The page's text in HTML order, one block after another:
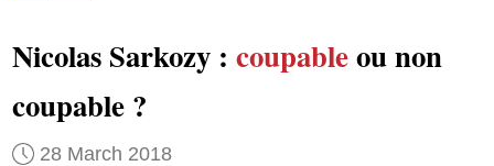
Nicolas Sarkozy : coupableou non
coupable ?
28 March 2018